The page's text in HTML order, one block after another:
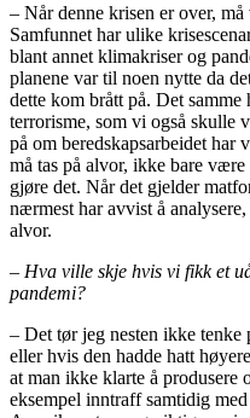
– Når denne krisen er over,
Samfunnet har ulike
blant annet klimakriser og
planene var til noen nytte da
dette kom brått på. Det samme
terrorisme, som vi også skulle
på om beredskapsarbeidet
må tas på alvor, ikke bare
gjøre det. Når det gjelder
nærmest har avvist å
alvor.
– Hva ville skje hvis vi fikk et
pandemi?
– Det tør jeg nesten ikke
eller hvis den hadde hatt
at man ikke klarte å produsere
eksempel inntraff samtidig